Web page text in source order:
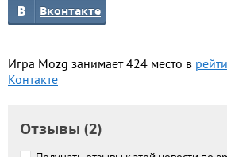
Вконтакте
Игра Mozg занимает 424 место в
Контакте
Отзывы (2)